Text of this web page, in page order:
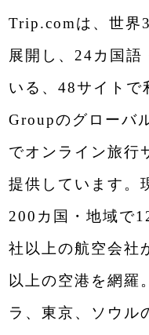
2026 夏休み/9
「エイサー」を
ト』を全 14 回開
Trip.comは、世界
展開し、24カ国語
いる、48サイトで
Groupのグローバ
でオンライン旅行
提供しています。
200カ国・地域で
社以上の航空会社
以上の空港を網羅
ラ、東京、ソウル